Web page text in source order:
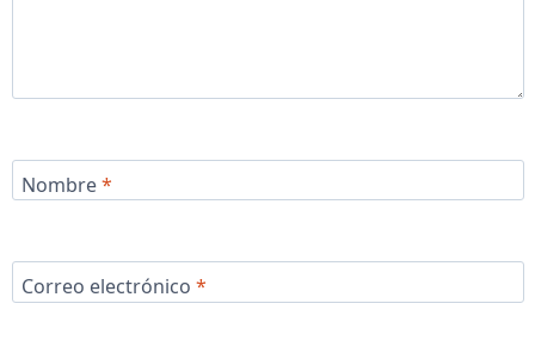
Nombre*
Correo electrónico *